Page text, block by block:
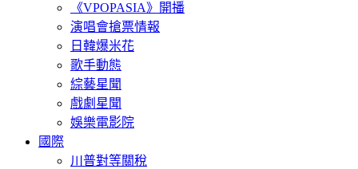
《VPOPASIA》開播
演唱會搶票情報
日韓爆米花
歌手動態
綜藝星聞
戲劇星聞
娛樂電影院
國際
川普對等關稅